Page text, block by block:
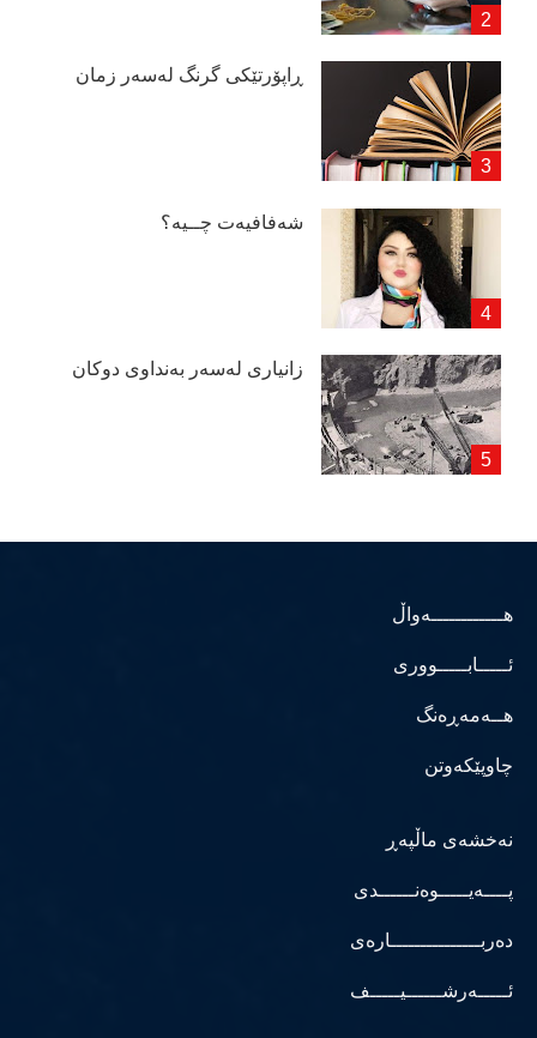
ڕاپۆرتێكی گرنگ لەسەر زمان
شەفافیەت چــیە؟
زانیاری لەسەر بەنداوی دوكان
هــــــــــــەواڵ
ئـــــابـــــووری
هــەمەڕەنگ
چاوپێکەوتن
نەخشەی ماڵپەڕ
پــــەیـــــوەنــــــدی
دەربـــــــــــــــارەی
ئـــــەرشــــــیـــــف